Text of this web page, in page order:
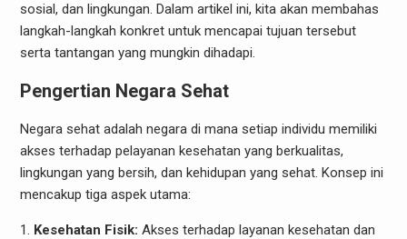
sosial, dan lingkungan. Dalam artikel ini, kita akan membahas
langkah-langkah konkret untuk mencapai tujuan tersebut
serta tantangan yang mungkin dihadapi.
Pengertian Negara Sehat
Negara sehat adalah negara di mana setiap individu memiliki
akses terhadap pelayanan kesehatan yang berkualitas,
lingkungan yang bersih, dan kehidupan yang sehat. Konsep ini
mencakup tiga aspek utama:
Kesehatan Fisik: Akses terhadap layanan kesehatan dan